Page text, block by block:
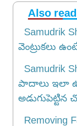
Also read
Samudrik
వెంట్రుకలు
Samudrik
పాదాలు ఇలా
Removing